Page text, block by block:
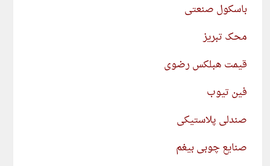
باسکول صنعتی
محک تبریز
قیمت هبلکس رضوی
فین تیوب
صندلی پلاستیکی
صنایع چوبی بیغم